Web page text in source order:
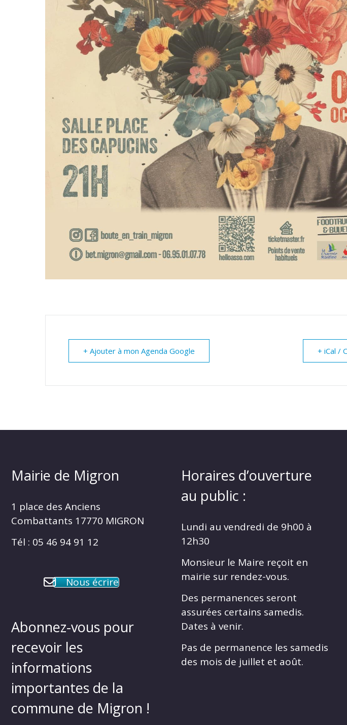
+ Ajouter à mon Agenda Google + iCal /
Mairie de Migron
1 place des Anciens
Combattants 17770 MIGRON
Tél : 05 46 94 91 12
Nous écrire
Abonnez-vous pour
recevoir les
informations
importantes de la
commune de Migron !
Horaires d’ouverture
au public :
Lundi au vendredi de 9h00 à
12h30
Monsieur le Maire reçoit en
mairie sur rendez-vous.
Des permanences seront
assurées certains samedis.
Dates à venir.
Pas de permanence les samedis
des mois de juillet et août.